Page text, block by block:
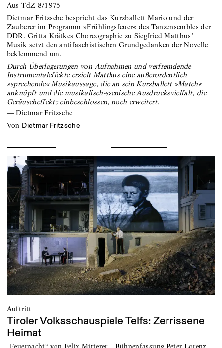
Aus TdZ 8/1975
Dietmar Fritzsche bespricht das Kurzballett Mario und der
Zauberer im Programm »Frühlingsfeuer« des Tanzensembles der
DDR. Gritta Krätkes Choreographie zu Siegfried Matthus’
Musik setzt den antifaschistischen Grundgedanken der Novelle
beklemmend um.
Durch Überlagerungen von Aufnahmen und verfremdende
Instrumentaleffekte erzielt Matthus eine außerordentlich
»sprechende« Musikaussage, die an sein Kurzballett »Match«
anknüpft und die musikalisch-szenische Ausdrucksvielfalt, die
Geräuscheffekte einbeschlossen, noch erweitert.
—Dietmar Fritzsche
von Dietmar Fritzsche
Auftritt
Tiroler Volksschauspiele Telfs: Zerrissene
Heimat
„Feuernacht“ von Felix Mitterer – Bühnenfassung Peter Lorenz,